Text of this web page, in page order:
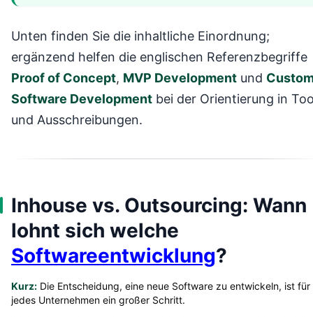
Unten finden Sie die inhaltliche Einordnung;
ergänzend helfen die englischen Referenzbegriffe
Proof of Concept, MVP Development und
Software Development bei der Orientierung in
und Ausschreibungen.
Inhouse vs. Outsourcing: Wann
lohnt sich welche
Softwareentwicklung?
Kurz: Die Entscheidung, eine neue Software zu entwickeln, ist für
jedes Unternehmen ein großer Schritt.